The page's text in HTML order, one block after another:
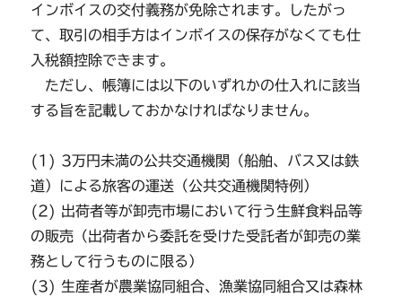
インボイスの交付義務が免除されます。したがっ
て、取引の相手方はインボイスの保存がなくても仕
入税額控除できます。
ただし、帳簿には以下のいずれかの仕入れに該当
する旨を記載しておかなければなりません。
(1) 3万円未満の公共交通機関（船舶、バス又は鉄
道）による旅客の運送（公共交通機関特例）
(2) 出荷者等が卸売市場において行う生鮮食料品等
の販売（出荷者から委託を受けた受託者が卸売の業
務として行うものに限る）
(3) 生産者が農業協同組合、漁業協同組合又は森林